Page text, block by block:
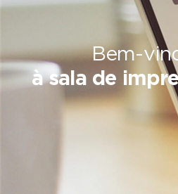
Bem-
à sala de